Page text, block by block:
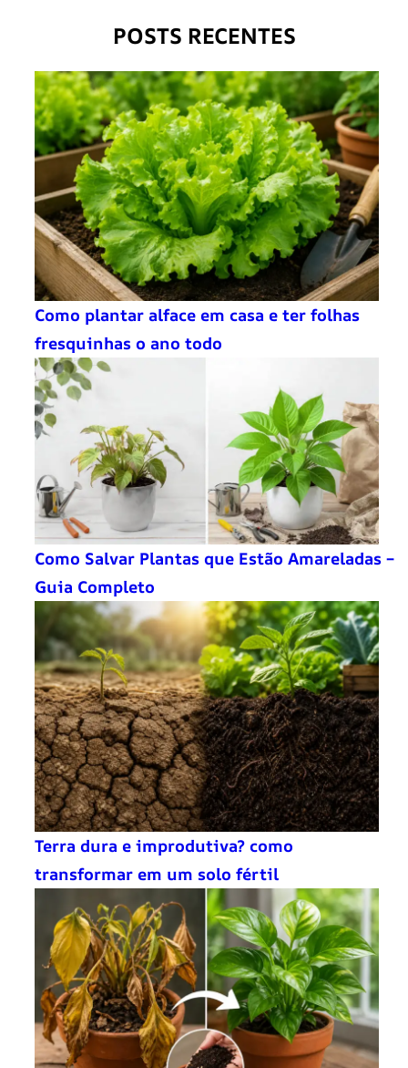
POSTS RECENTES
Como plantar alface em casa e ter folhas
fresquinhas o ano todo
Como Salvar Plantas que Estão Amareladas –
Guia Completo
Terra dura e improdutiva? como
transformar em um solo fértil